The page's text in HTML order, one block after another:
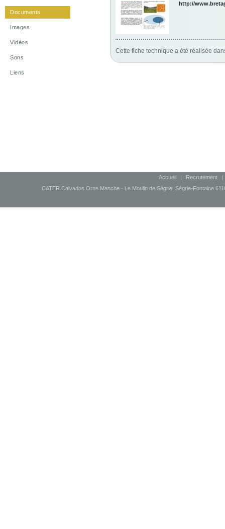
Documents
Images
Vidéos
Sons
Liens
http://
Cette fiche technique a été réalisée
Accueil | Recrutement
|
CATER Calvados Orne Manche - Le Moulin de Ségrie, Ségrie-Fontaine